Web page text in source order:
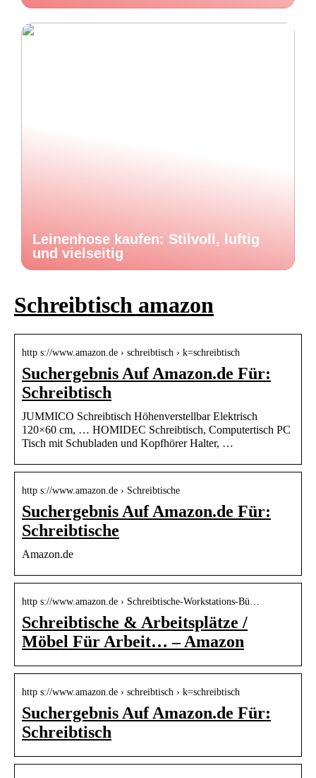
Leinenhose kaufen: Stilvoll, luftig
und vielseitig
Schreibtisch amazon
http s://www.amazon.de › schreibtisch › k=schreibtisch
Suchergebnis Auf Amazon.de Für:
Schreibtisch
JUMMICO Schreibtisch Höhenverstellbar Elektrisch
120×60 cm, … HOMIDEC Schreibtisch, Computertisch PC
Tisch mit Schubladen und Kopfhörer Halter, …
http s://www.amazon.de › Schreibtische
Suchergebnis Auf Amazon.de Für:
Schreibtische
Amazon.de
http s://www.amazon.de › Schreibtische-Workstations-Bü…
Schreibtische & Arbeitsplätze /
Möbel Für Arbeit… – Amazon
http s://www.amazon.de › schreibtisch › k=schreibtisch
Suchergebnis Auf Amazon.de Für:
Schreibtisch